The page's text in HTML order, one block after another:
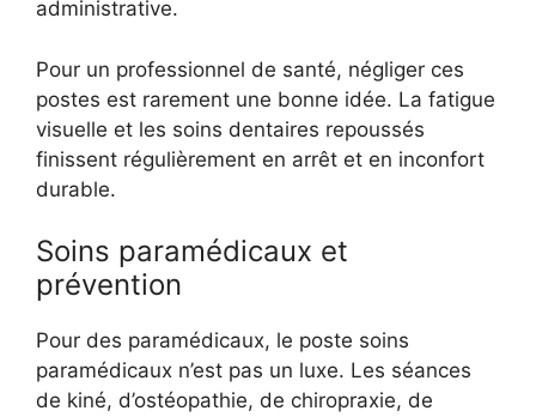
administrative.
Pour un professionnel de santé, négliger ces
postes est rarement une bonne idée. La fatigue
visuelle et les soins dentaires repoussés
finissent régulièrement en arrêt et en inconfort
durable.
Soins paramédicaux et
prévention
Pour des paramédicaux, le poste soins
paramédicaux n’est pas un luxe. Les séances
de kiné, d’ostéopathie, de chiropraxie, de